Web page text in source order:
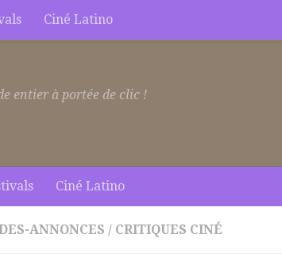
Ciné Latino
entier à portée de clic !
Ciné Latino
ANNONCES / CRITIQUES CINÉ